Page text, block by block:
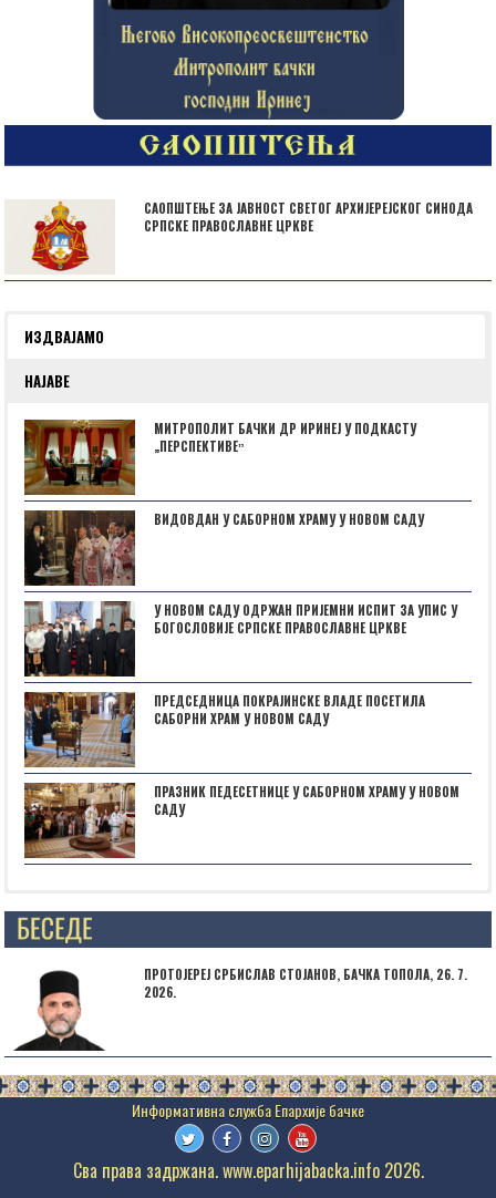
САОПШТЕЊЕ ЗА ЈАВНОСТ СВЕТОГ АРХИЈЕРЕЈСКОГ СИНОДА
СРПСКЕ ПРАВОСЛАВНЕ ЦРКВЕ
ИЗДВАЈАМО
НАЈАВЕ
МИТРОПОЛИТ БАЧКИ ДР ИРИНЕЈ У ПОДКАСТУ
„ПЕРСПЕКТИВЕˮ
ВИДОВДАН У САБОРНОМ ХРАМУ У НОВОМ САДУ
У НОВОМ САДУ ОДРЖАН ПРИЈЕМНИ ИСПИТ ЗА УПИС У
БОГОСЛОВИЈЕ СРПСКЕ ПРАВОСЛАВНЕ ЦРКВЕ
ПРЕДСЕДНИЦА ПОКРАЈИНСКЕ ВЛАДЕ ПОСЕТИЛА
САБОРНИ ХРАМ У НОВОМ САДУ
ПРАЗНИК ПЕДЕСЕТНИЦЕ У САБОРНОМ ХРАМУ У НОВОМ
САДУ
Posts not found
ПРОТОЈЕРЕЈ СРБИСЛАВ СТОЈАНОВ, БАЧКА ТОПОЛА, 26. 7.
2026.
Сва права задржана. www.eparhijabacka.info 2026.